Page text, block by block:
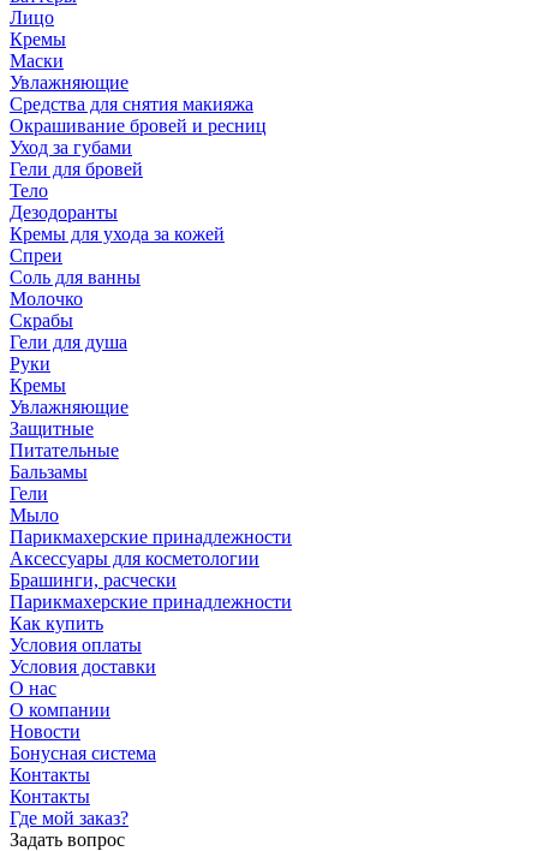
Лицо
Кремы
Маски
Увлажняющие
Средства для снятия макияжа
Окрашивание бровей и ресниц
Уход за губами
Гели для бровей
Тело
Дезодоранты
Кремы для ухода за кожей
Спреи
Соль для ванны
Молочко
Скрабы
Гели для душа
Руки
Кремы
Увлажняющие
Защитные
Питательные
Бальзамы
Гели
Мыло
Парикмахерские принадлежности
Аксессуары для косметологии
Брашинги, расчески
Парикмахерские принадлежности
Как купить
Условия оплаты
Условия доставки
О нас
О компании
Новости
Бонусная система
Контакты
Контакты
Где мой заказ?
Задать вопрос